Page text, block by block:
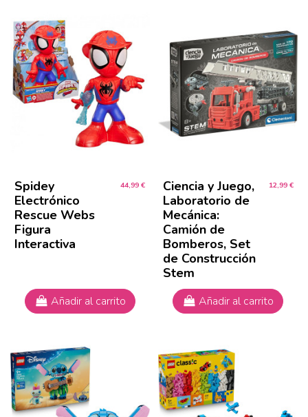
Spidey
Electrónico
Rescue Webs
Figura
Interactiva
44,99 €
Añadir al carrito
Ciencia y Juego,
Laboratorio de
Mecánica:
Camión de
Bomberos, Set
de Construcción
Stem
12,99 €
Añadir al carrito